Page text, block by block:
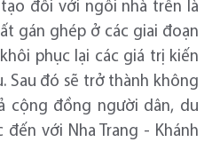
đối với ngôi nhà trên là
gán ghép ở các giai đoạn
phục lại các giá trị kiến
Sau đó sẽ trở thành không
cộng đồng người dân, du
với Nha Trang - Khánh